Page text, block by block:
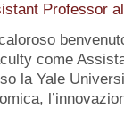
Professor
come
la Yale